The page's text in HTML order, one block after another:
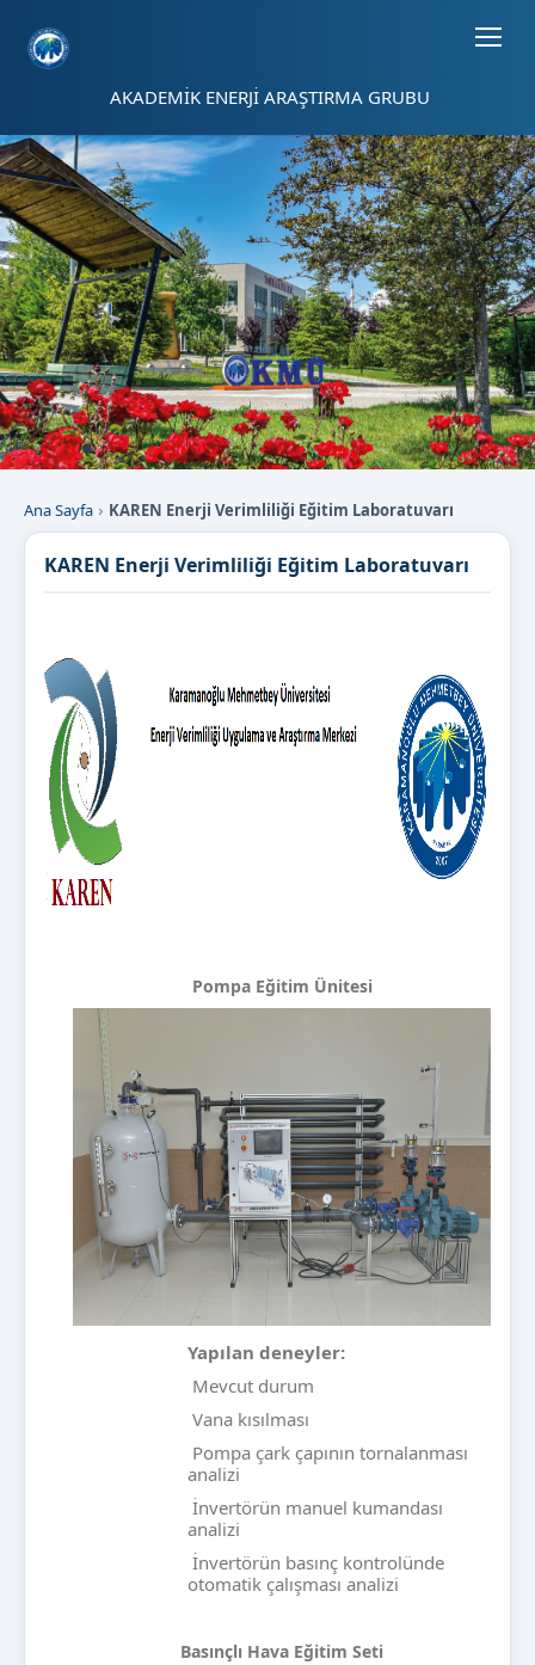
AKADEMİK ENERJİ ARAŞTIRMA GRUBU
Ana Sayfa KAREN Enerji Verimliliği Eğitim Laboratuvarı
KAREN Enerji Verimliliği Eğitim Laboratuvarı
Pompa Eğitim Ünitesi
Yapılan deneyler:
Mevcut durum
Vana kısılması
Pompa çark çapının tornalanması
analizi
İnvertörün manuel kumandası
analizi
İnvertörün basınç kontrolünde
otomatik çalışması analizi
Basınçlı Hava Eğitim Seti